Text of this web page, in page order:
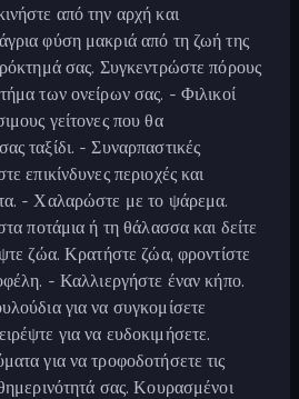
από την αρχή και
φύση μακριά από τη ζωή της
σας. Συγκεντρώστε πόρους
των ονείρων σας. - Φιλικοί
γείτονες που θα
ταξίδι. - Συναρπαστικές
επικίνδυνες περιοχές και
- Χαλαρώστε με το ψάρεμα.
ποτάμια ή τη θάλασσα και δείτε
ζώα. Κρατήστε ζώα, φροντίστε
- Καλλιεργήστε έναν κήπο.
για να συγκομίσετε
για να ευδοκιμήσετε.
για να τροφοδοτήσετε τις
σας. Κουρασμένοι